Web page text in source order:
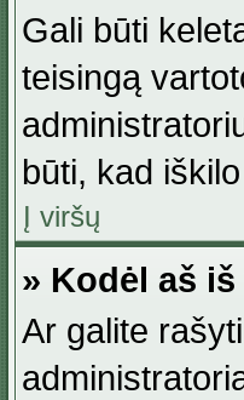
Gali būti
teisingą
būti, kad
Į viršų
» Kodėl aš
Ar galite